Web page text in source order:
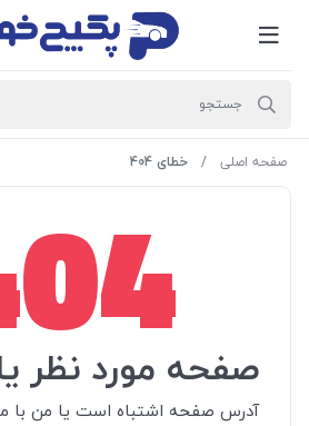
صفحه اصلی خطای 404
صفحه مورد نظر
آدرس صفحه اشتباه است یا من با